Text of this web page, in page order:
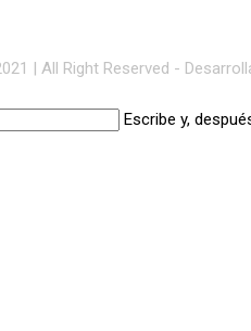
| All Right Reserved -
Escribe y,